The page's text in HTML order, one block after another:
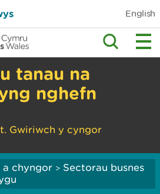
English
tanau na
nghefn
Gwiriwch y cyngor
a chyngor > Sectorau busnes